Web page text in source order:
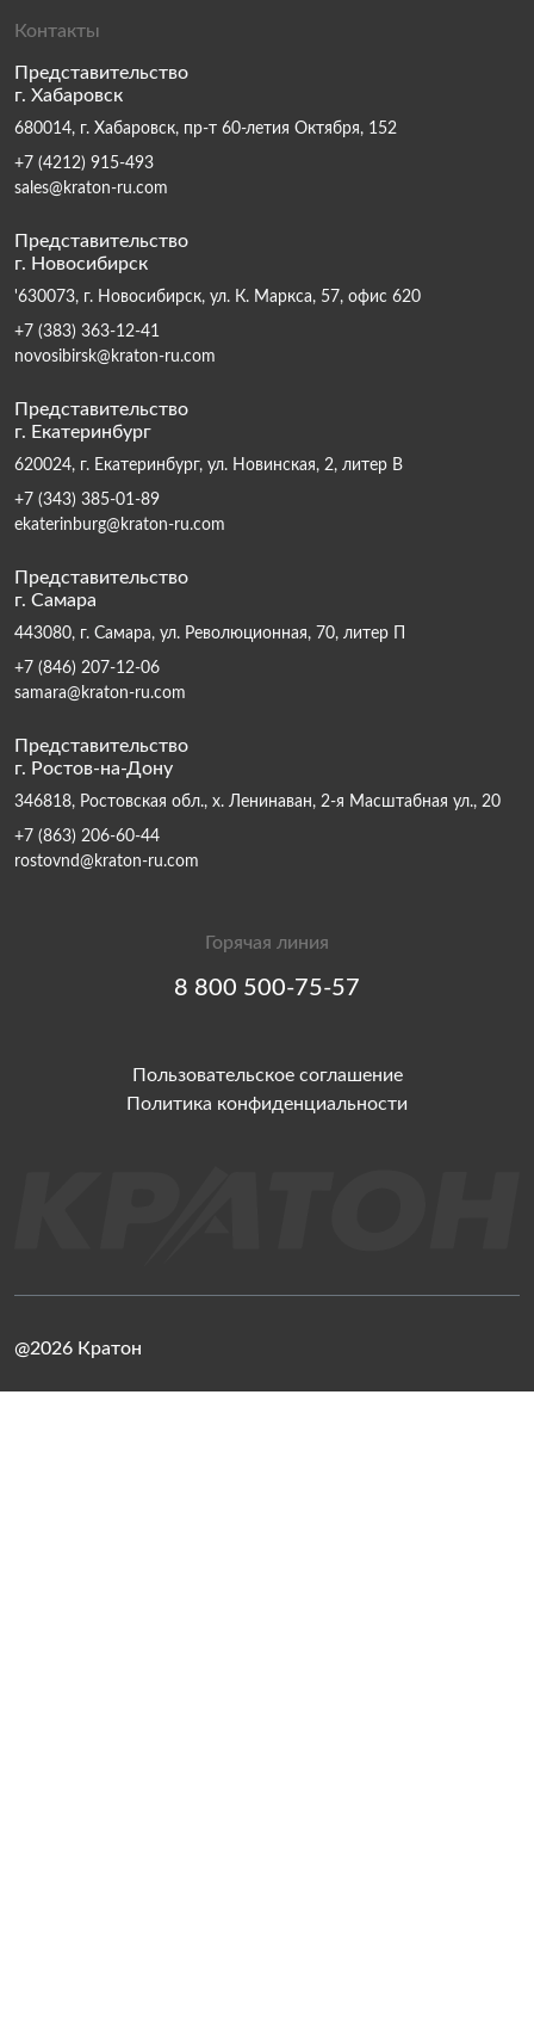
Контакты
Представительство
г. Хабаровск
680014, г. Хабаровск, пр-т 60-летия Октября, 152
+7 (4212) 915-493
sales@kraton-ru.com
Представительство
г. Новосибирск
'630073, г. Новосибирск, ул. К. Маркса, 57, офис 620
+7 (383) 363-12-41
novosibirsk@kraton-ru.com
Представительство
г. Екатеринбург
620024, г. Екатеринбург, ул. Новинская, 2, литер В
+7 (343) 385-01-89
ekaterinburg@kraton-ru.com
Представительство
г. Самара
443080, г. Самара, ул. Революционная, 70, литер П
+7 (846) 207-12-06
samara@kraton-ru.com
Представительство
г. Ростов-на-Дону
346818, Ростовская обл., х. Ленинаван, 2-я Масштабная ул., 20
+7 (863) 206-60-44
rostovnd@kraton-ru.com
Горячая линия
8 800 500-75-57
Пользовательское соглашение
Политика конфиденциальности
@2026 Кратон